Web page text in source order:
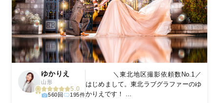
ゆかりえ
山形
5.0
560回 195件
＼東北地区撮影依頼数No.1／
はじめまして。東北ラブグラファーのゆ
かりえです！ ...